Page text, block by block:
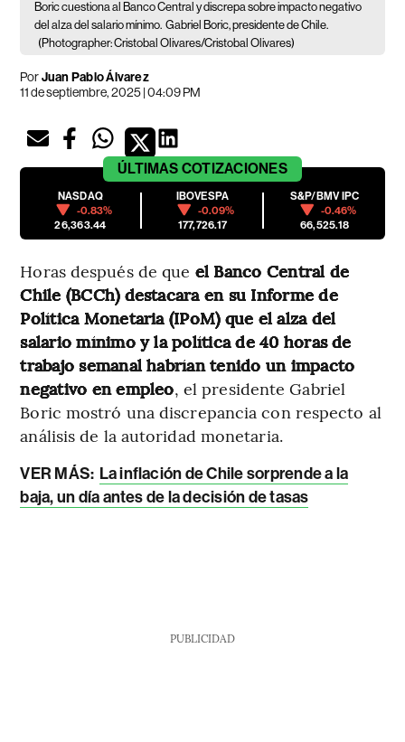
Boric cuestiona al Banco Central y discrepa sobre impacto negativo
del alza del salario mínimo. Gabriel Boric, presidente de Chile.
(Photographer: Cristobal Olivares/Cristobal Olivares)
PorJuan Pablo Álvarez
11 de septiembre, 2025 | 04:09 PM
ÚLTIMAS COTIZACIONES
NASDAQ
-0.83%
26,363.44
IBOVESPA
-0.09%
177,726.17
S&P/BMV IPC
-0.46%
66,525.18
Horas después de que el Banco Central de
Chile (BCCh) destacara en su Informe de
Política Monetaria (IPoM) que el alza del
salario mínimo y la política de 40 horas de
trabajo semanal habrían tenido un impacto
negativo en empleo, el presidente Gabriel
Boric mostró una discrepancia con respecto al
análisis de la autoridad monetaria.
VER MÁS: La inflación de Chile sorprende a la
baja, un día antes de la decisión de tasas
PUBLICIDAD